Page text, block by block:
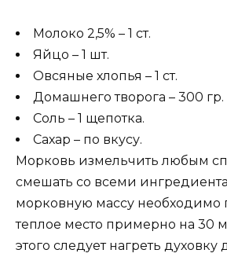
Молоко 2,5% – 1 ст.
Яйцо – 1 шт.
Овсяные хлопья – 1 ст.
Домашнего творога – 300 гр.
Соль – 1 щепотка.
Сахар – по вкусу.
Морковь измельчить любым
смешать со всеми
морковную массу необходимо
теплое место примерно на 30
этого следует нагреть духовку